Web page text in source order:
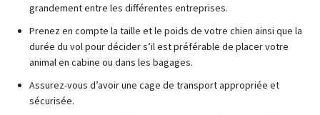
grandement entre les différentes entreprises.
Prenez en compte la taille et le poids de votre chien ainsi que la
durée du vol pour décider s’il est préférable de placer votre
animal en cabine ou dans les bagages.
Assurez-vous d’avoir une cage de transport appropriée et
sécurisée.